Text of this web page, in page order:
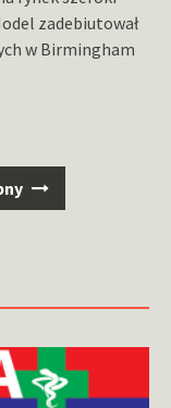
zadebiutował
w Birmingham